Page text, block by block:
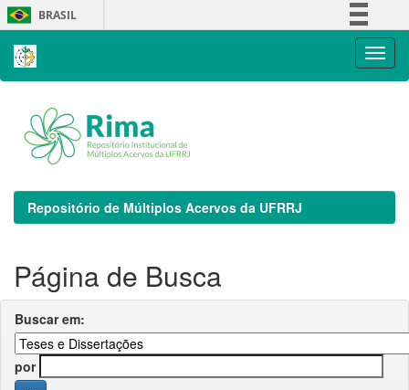
Skip
navigation
BRASIL
Repositório de Múltiplos Acervos da UFRRJ
Página de Busca
Buscar em:
por